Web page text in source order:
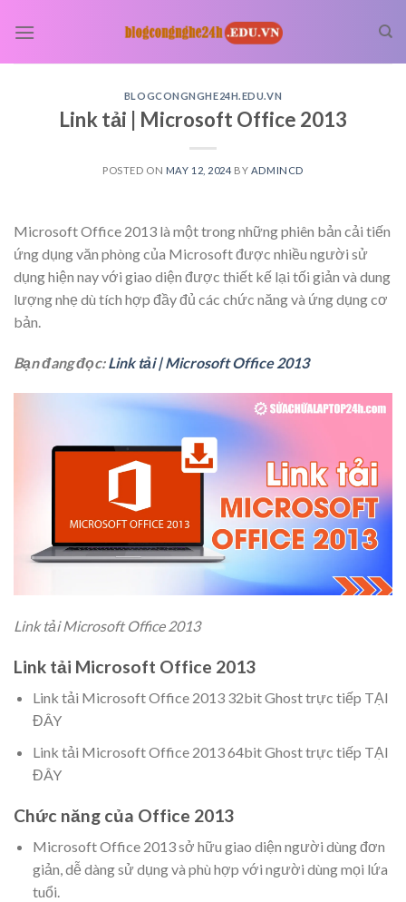
BLOGCONGNGHE24H.EDU.VN
Link tải | Microsoft Office 2013
POSTED ON MAY 12, 2024 BY ADMINCD
Microsoft Office 2013 là một trong những phiên bản cải tiến
ứng dụng văn phòng của Microsoft được nhiều người sử
dụng hiện nay với giao diện được thiết kế lại tối giản và dung
lượng nhẹ dù tích hợp đầy đủ các chức năng và ứng dụng cơ
bản.
Bạn đang đọc:Link tải | Microsoft Office 2013
Link tải Microsoft Office 2013
Link tải Microsoft Office 2013
Link tải Microsoft Office 2013 32bit Ghost trực tiếp TẠI
ĐÂY
Link tải Microsoft Office 2013 64bit Ghost trực tiếp TẠI
ĐÂY
Chức năng của Office 2013
Microsoft Office 2013 sở hữu giao diện người dùng đơn
giản, dễ dàng sử dụng và phù hợp với người dùng mọi lứa
tuổi.